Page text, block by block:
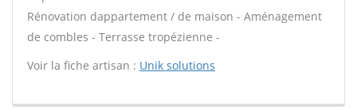
Rénovation dappartement / de maison - Aménagement
de combles - Terrasse tropézienne -
Voir la fiche artisan : Unik solutions